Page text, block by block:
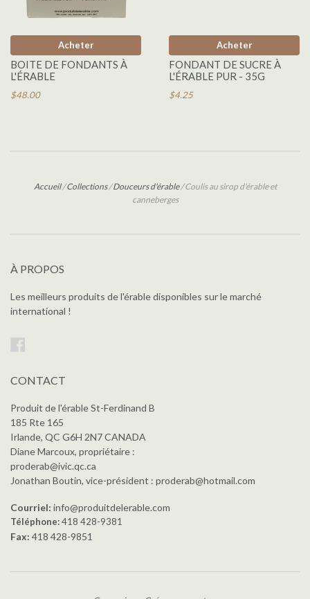
Acheter
BOITE DE FONDANTS À
L'ÉRABLE
$48.00
Acheter
FONDANT DE SUCRE À
L'ÉRABLE PUR - 35G
$4.25
Accueil /Collections /Douceurs d'érable /Coulis au sirop d'érable et
canneberges
À PROPOS
Les meilleurs produits de l'érable disponibles sur le marché
international !
CONTACT
Produit de l'érable St-Ferdinand B
185 Rte 165
Irlande, QC G6H 2N7 CANADA
Diane Marcoux, propriétaire :
proderab@ivic.qc.ca
Jonathan Boutin, vice-président : proderab@hotmail.com
Courriel: info@produitdelerable.com
Téléphone:418 428-9381
Fax: 418 428-9851